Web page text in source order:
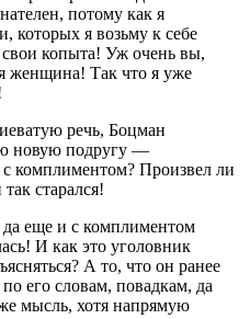
потому как я
которых я возьму к себе
свои копыта! Уж очень вы,
женщина! Так что я уже
речь, Боцман
новую подругу —
комплиментом? Произвел ли
старался!
еще и с комплиментом
И как это уголовник
А то, что он ранее
его словам, повадкам, да
мысль, хотя напрямую